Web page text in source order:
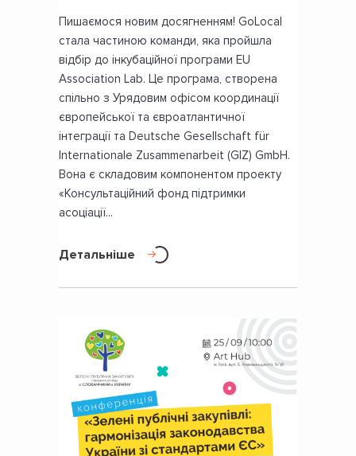
Пишаємося новим досягненням! GoLocal
стала частиною команди, яка пройшла
відбір до інкубаційної програми EU
Association Lab. Це програма, створена
спільно з Урядовим офісом координації
європейської та євроатлантичної
інтеграції та Deutsche Gesellschaft für
Internationale Zusammenarbeit (GIZ) GmbH.
Вона є складовим компонентом проекту
«Консультаційний фонд підтримки
асоціації...
Детальніше